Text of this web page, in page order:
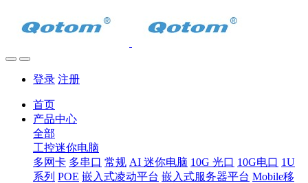
登录 注册
首页
产品中心
全部
工控迷你电脑
多网卡 多串口 常规 AI 迷你电脑 10G 光口 10G电口 1U
系列 POE 嵌入式凌动平台 嵌入式服务器平台 Mobile移